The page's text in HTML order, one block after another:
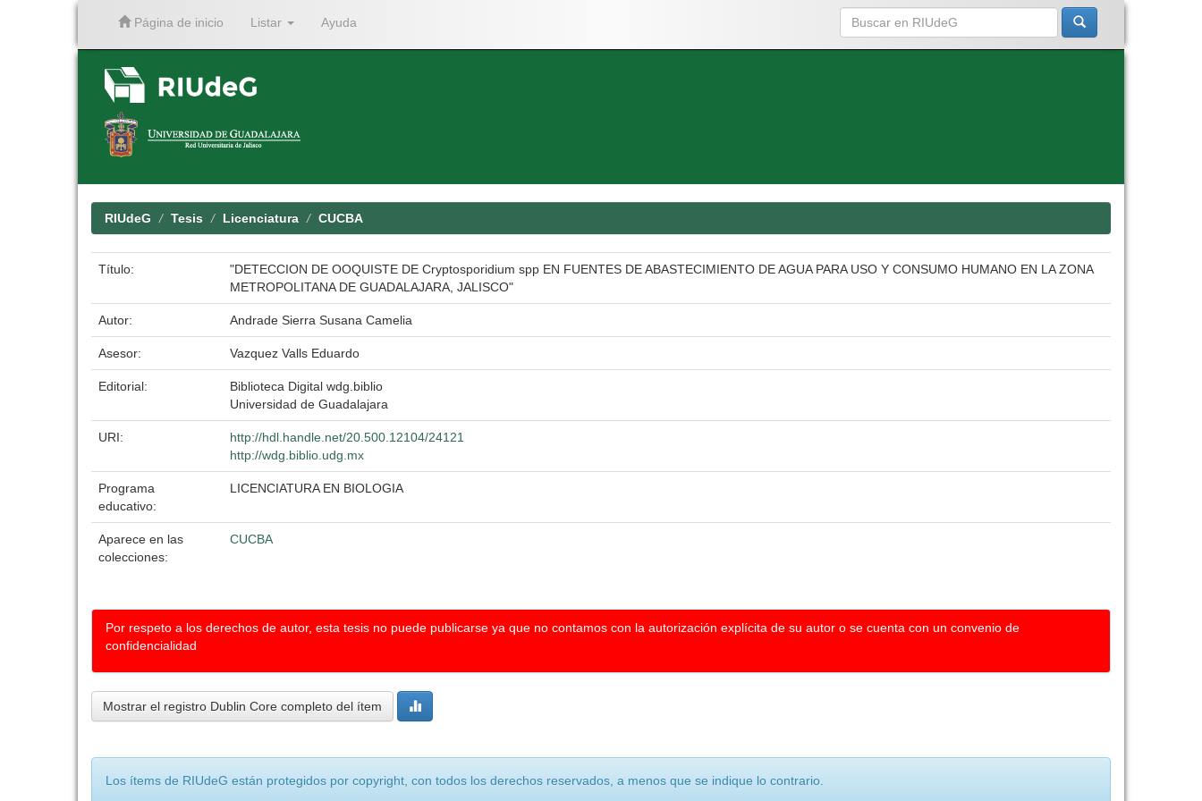
Página de inicio Listar Ayuda
RIUdeG Tesis Licenciatura CUCBA
Título:
"DETECCION DE OOQUISTE DE Cryptosporidium spp EN FUENTES DE ABASTECIMIENTO DE AGUA PARA USO Y CONSUMO HUMANO EN LA ZONA
METROPOLITANA DE GUADALAJARA, JALISCO"
Autor: Andrade Sierra Susana Camelia
Asesor: Vazquez Valls Eduardo
Editorial:
Biblioteca Digital wdg.biblio
Universidad de Guadalajara
URI:
http://hdl.handle.net/20.500.12104/24121
http://wdg.biblio.udg.mx
Programa
educativo:
LICENCIATURA EN BIOLOGIA
Aparece en las
colecciones:
CUCBA
Por respeto a los derechos de autor, esta tesis no puede publicarse ya que no contamos con la autorización explícita de su autor o se cuenta con un convenio de
confidencialidad
Mostrar el registro Dublin Core completo del ítem
Los ítems de RIUdeG están protegidos por copyright, con todos los derechos reservados, a menos que se indique lo contrario.